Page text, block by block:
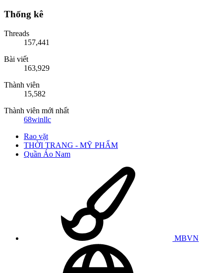
Thống kê
Threads
157,441
Bài viết
163,929
Thành viên
15,582
Thành viên mới nhất
68winllc
Rao vặt
THỜI TRANG - MỸ PHẨM
Quần Áo Nam
MBVN